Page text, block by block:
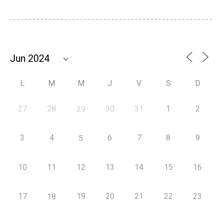
L M M J V S D
27 28 29 30 31 1 2
3 4 5 6 7 8 9
10 11 12 13 14 15 16
17 18 19 20 21 22 23